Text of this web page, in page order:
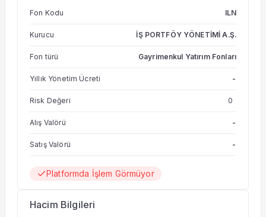
Fon Kodu ILN
Kurucu İŞ PORTFÖY YÖNETİMİ A.Ş.
Fon türü Gayrimenkul Yatırım Fonları
Yıllık Yönetim Ücreti -
Risk Değeri 0
Alış Valörü -
Satış Valörü -
Platformda İşlem Görmüyor
Hacim Bilgileri